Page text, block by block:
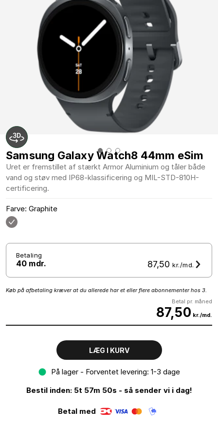
Samsung Galaxy Watch8 44mm eSim
Uret er fremstillet af stærkt Armor Aluminium og tåler både
vand og støv med IP68-klassificering og MIL-STD-810H-
certificering.
Farve: Graphite
Betaling
40 mdr. 87,50 kr./md.
Køb på afbetaling kræver at du allerede har et eller flere abonnementer hos 3.
Betal pr. måned
87,50 kr./md.
LÆG I KURV
På lager - Forventet levering: 1-3 dage
Bestil inden: 5t 57m 49s - så sender vi i dag!
Betal med